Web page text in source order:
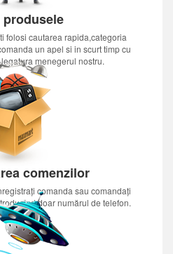
produsele
folosi cautarea rapida,categoria
un apel si in scurt timp cu
menegerul nostru.
comenzilor
comanda sau comandați
doar numărul de telefon.